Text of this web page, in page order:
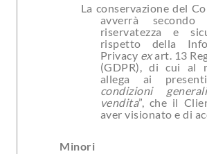
La conservazione del Contratto on line
avverrà
riservatezza e
rispetto della
Privacy exart. 13
(GDPR), di cui al
allega ai
condizioni
vendita”, che il
aver visionato e di
Minori